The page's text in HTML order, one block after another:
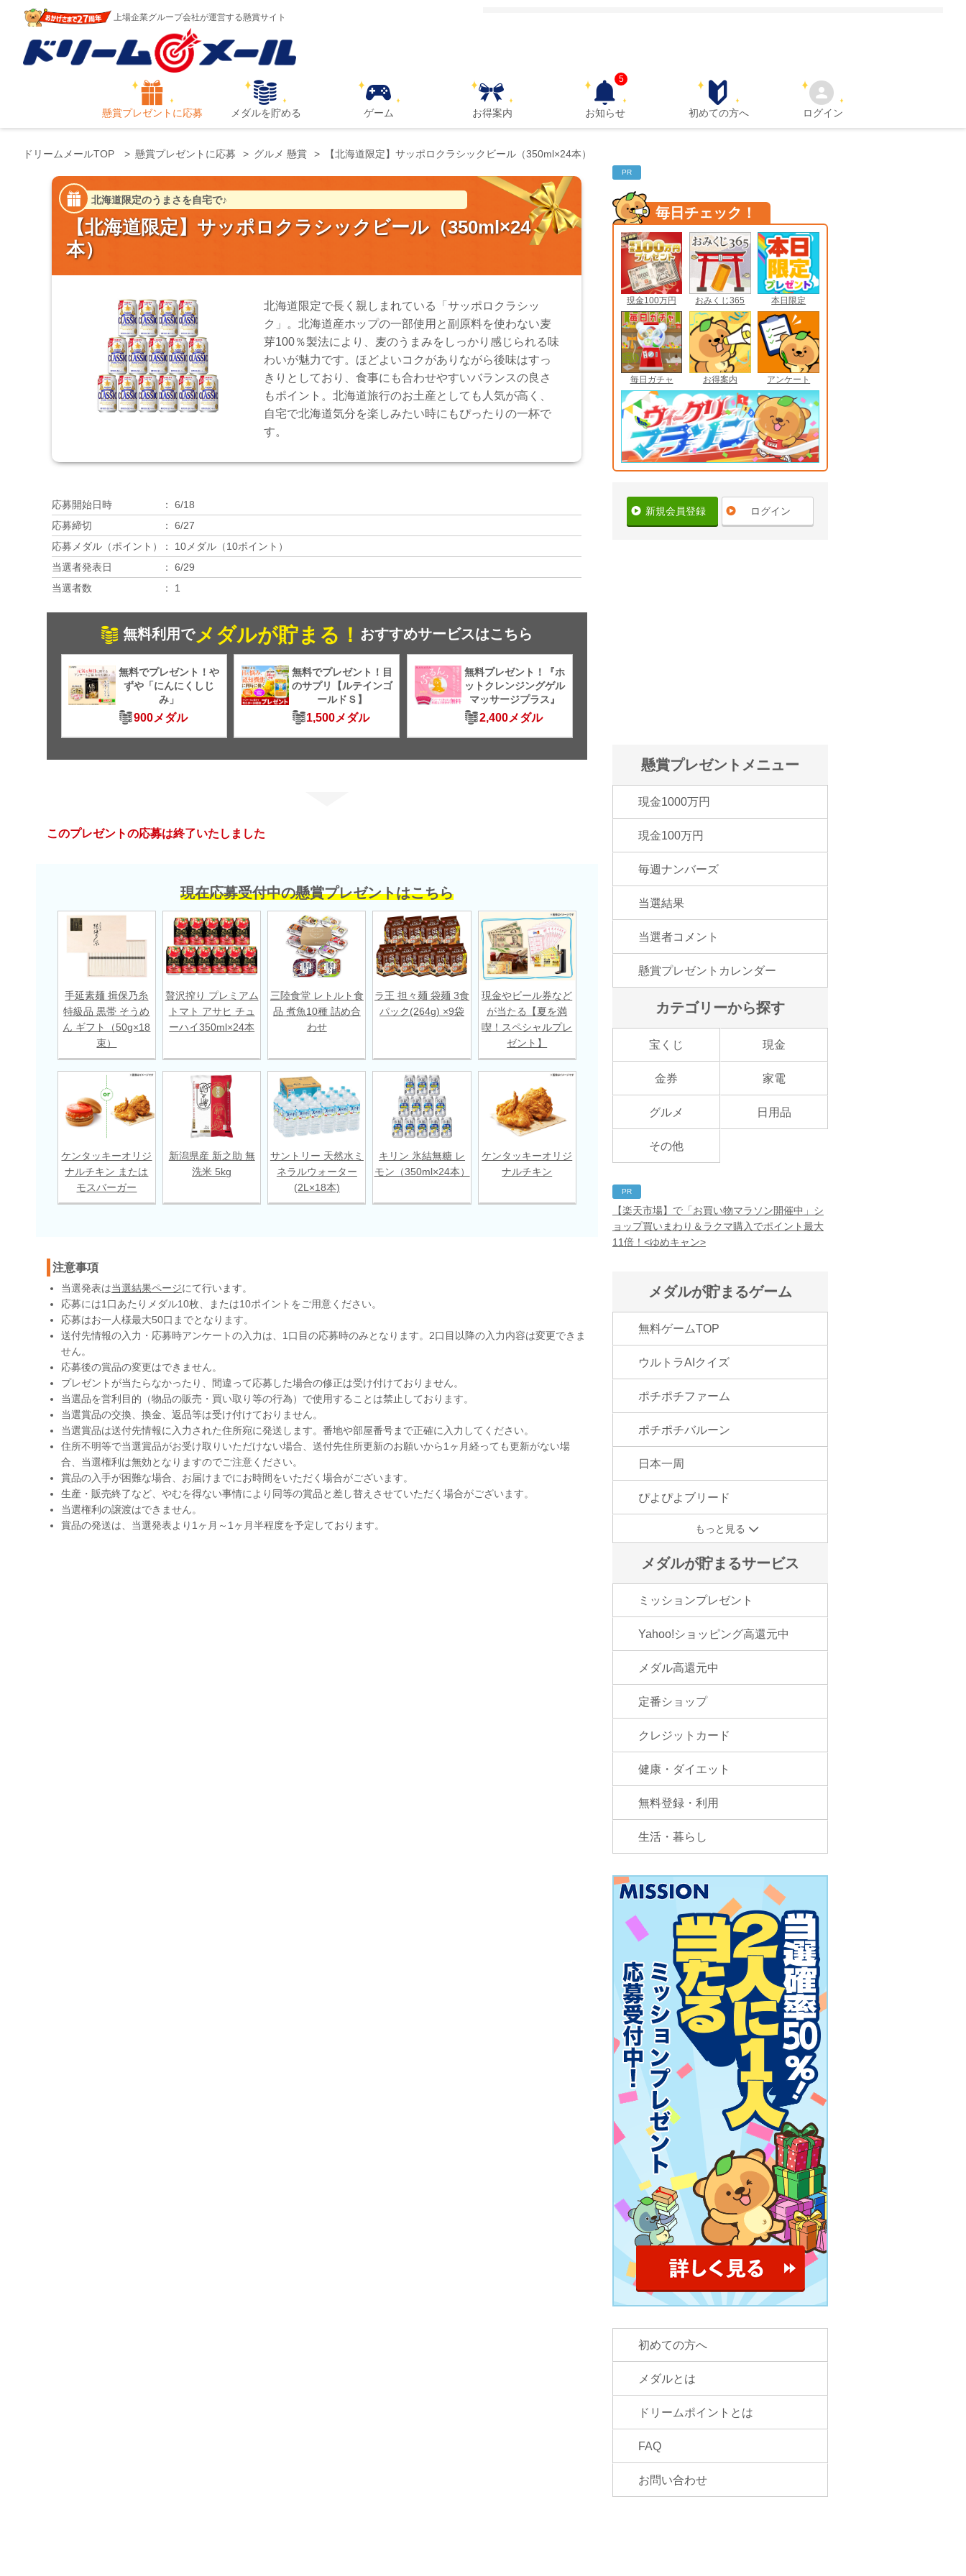
上場企業グループ会社が運営する懸賞サイト
懸賞プレゼントに応募 メダルを貯める ゲーム お得案内 お知らせ
5
初めての方へ ログイン
ドリームメールTOP 懸賞プレゼントに応募 グルメ 懸賞 【北海道限定】サッポロクラシックビール（350ml×24本）
北海道限定のうまさを自宅で♪
【北海道限定】サッポロクラシックビール（350ml×24
本）
北海道限定で長く親しまれている「サッポロクラシッ
ク」。北海道産ホップの一部使用と副原料を使わない麦
芽100％製法により、麦のうまみをしっかり感じられる味
わいが魅力です。ほどよいコクがありながら後味はすっ
きりとしており、食事にも合わせやすいバランスの良さ
もポイント。北海道旅行のお土産としても人気が高く、
自宅で北海道気分を楽しみたい時にもぴったりの一杯で
す。
応募開始日時
6/18
応募締切
6/27
応募メダル（ポイント）
10メダル（10ポイント）
当選者発表日
6/29
当選者数
1
無料利用でメダルが貯まる！ おすすめサービスはこちら
無料でプレゼント！や
ずや「にんにくしじ
み」
900メダル
無料でプレゼント！目
のサプリ【ルテインゴ
ールドＳ】
1,500メダル
無料プレゼント！『ホ
ットクレンジングゲル
マッサージプラス』
2,400メダル
このプレゼントの応募は終了いたしました
現在応募受付中の懸賞プレゼントはこちら
手延素麺 揖保乃糸
特級品 黒帯 そうめ
ん ギフト（50g×18
束）
贅沢搾り プレミアム
トマト アサヒ チュ
ーハイ350ml×24本
三陸食堂 レトルト食
品 煮魚10種 詰め合
わせ
ラ王 担々麺 袋麺 3食
パック(264g) ×9袋
現金やビール券など
が当たる【夏を満
喫！スペシャルプレ
ゼント】
ケンタッキーオリジ
ナルチキン または
モスバーガー
新潟県産 新之助 無
洗米 5kg
サントリー 天然水ミ
ネラルウォーター
(2L×18本)
キリン 氷結無糖 レ
モン（350ml×24本）
ケンタッキーオリジ
ナルチキン
注意事項
当選発表は当選結果ページにて行います。
応募には1口あたりメダル10枚、または10ポイントをご用意ください。
応募はお一人様最大50口までとなります。
送付先情報の入力・応募時アンケートの入力は、1口目の応募時のみとなります。2口目以降の入力内容は変更できま
せん。
応募後の賞品の変更はできません。
プレゼントが当たらなかったり、間違って応募した場合の修正は受け付けておりません。
当選品を営利目的（物品の販売・買い取り等の行為）で使用することは禁止しております。
当選賞品の交換、換金、返品等は受け付けておりません。
当選賞品は送付先情報に入力された住所宛に発送します。番地や部屋番号まで正確に入力してください。
住所不明等で当選賞品がお受け取りいただけない場合、送付先住所更新のお願いから1ヶ月経っても更新がない場
合、当選権利は無効となりますのでご注意ください。
賞品の入手が困難な場合、お届けまでにお時間をいただく場合がございます。
生産・販売終了など、やむを得ない事情により同等の賞品と差し替えさせていただく場合がございます。
当選権利の譲渡はできません。
賞品の発送は、当選発表より1ヶ月～1ヶ月半程度を予定しております。
PR
毎日チェック！
現金100万円 おみくじ365 本日限定
毎日ガチャ お得案内 アンケート
新規会員登録 ログイン
懸賞プレゼントメニュー
現金1000万円
現金100万円
毎週ナンバーズ
当選結果
当選者コメント
懸賞プレゼントカレンダー
カテゴリーから探す
宝くじ 現金
金券 家電
グルメ 日用品
その他
PR
【楽天市場】で「お買い物マラソン開催中」シ
ョップ買いまわり＆ラクマ購入でポイント最大
11倍！<ゆめキャン>
メダルが貯まるゲーム
無料ゲームTOP
ウルトラAIクイズ
ポチポチファーム
ポチポチバルーン
日本一周
ぴよぴよブリード
もっと見る
メダルが貯まるサービス
ミッションプレゼント
Yahoo!ショッピング高還元中
メダル高還元中
定番ショップ
クレジットカード
健康・ダイエット
無料登録・利用
生活・暮らし
初めての方へ
メダルとは
ドリームポイントとは
FAQ
お問い合わせ